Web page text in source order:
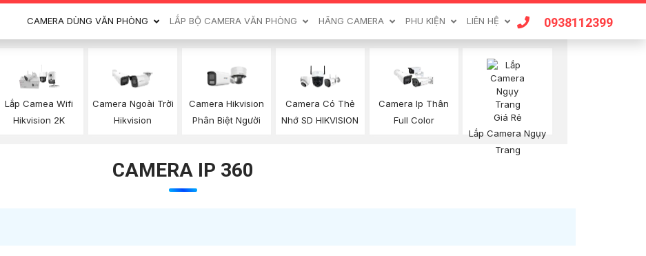
CAMERA DÙNG VĂN PHÒNG LẮP BỘ CAMERA VĂN PHÒNG HÃNG CAMERA PHU KIỆN LIÊN HỆ 0938112399
Lắp Camea Wifi
Hikvision 2K
Camera Ngoài Trời
Hikvision
Camera Hikvision
Phân Biệt Người
Camera Có Thẻ
Nhớ SD HIKVISION
Camera Ip Thân
Full Color
Lắp Camera Ngụy
Trang
CAMERA IP 360